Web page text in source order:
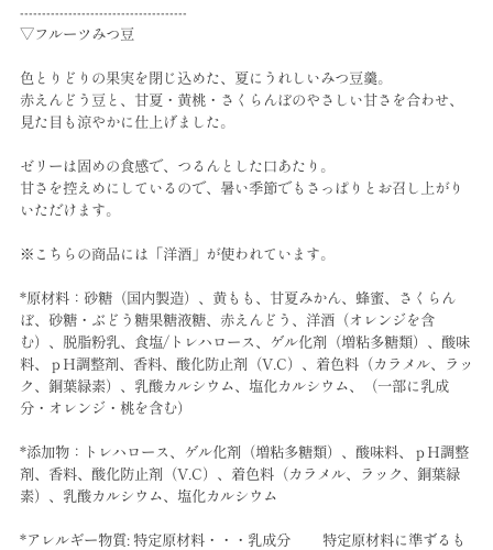
--------------------------------------
▽フルーツみつ豆
色とりどりの果実を閉じ込めた、夏にうれしいみつ豆羹。
赤えんどう豆と、甘夏・黄桃・さくらんぼのやさしい甘さを合わせ、
見た目も涼やかに仕上げました。
ゼリーは固めの食感で、つるんとした口あたり。
甘さを控えめにしているので、暑い季節でもさっぱりとお召し上がり
いただけます。
※こちらの商品には「洋酒」が使われています。
*原材料：砂糖（国内製造）、黄もも、甘夏みかん、蜂蜜、さくらん
ぼ、砂糖・ぶどう糖果糖液糖、赤えんどう、洋酒（オレンジを含
む）、脱脂粉乳、食塩/トレハロース、ゲル化剤（増粘多糖類）、酸味
料、ｐH調整剤、香料、酸化防止剤（V.C）、着色料（カラメル、ラッ
ク、銅葉緑素）、乳酸カルシウム、塩化カルシウム、（一部に乳成
分・オレンジ・桃を含む）
*添加物：トレハロース、ゲル化剤（増粘多糖類）、酸味料、ｐH調整
剤、香料、酸化防止剤（V.C）、着色料（カラメル、ラック、銅葉緑
素）、乳酸カルシウム、塩化カルシウム
*アレルギー物質: 特定原材料・・・乳成分 特定原材料に準ずるも